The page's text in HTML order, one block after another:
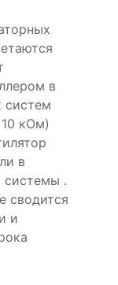
в
систем
кОм)
в
системы .
сводится
и